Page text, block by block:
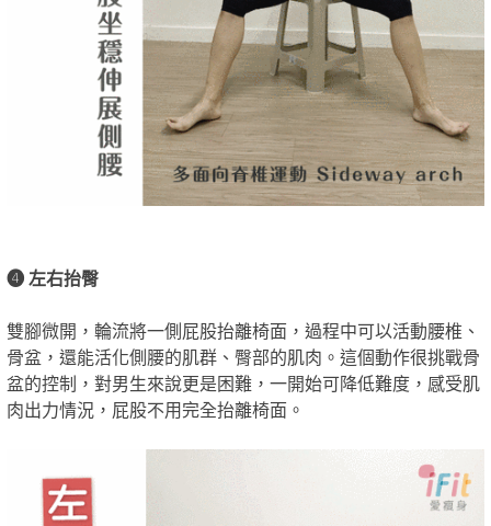
❹ 左右抬臀
雙腳微開，輪流將一側屁股抬離椅面，過程中可以活動腰椎、
骨盆，還能活化側腰的肌群、臀部的肌肉。這個動作很挑戰骨
盆的控制，對男生來說更是困難，一開始可降低難度，感受肌
肉出力情況，屁股不用完全抬離椅面。